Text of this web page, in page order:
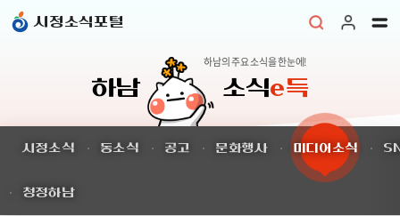
시정소식포털
하남 소식e득
하남의 주요 소식을 한눈에!
시정소식 동소식 공고 문화행사 미디어소식
청정하남